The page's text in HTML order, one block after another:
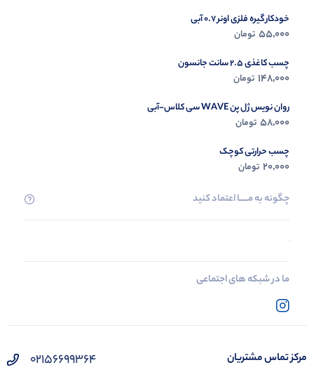
خودکار گیره فلزی اونر 0.7 آبی
55,000 تومان
چسب کاغذی 2.5 سانت جانسون
148,000 تومان
روان نویس ژل پن WAVE سی کلاس-آبی
58,000 تومان
چسب حرارتی کوچک
20,000 تومان
چگونه به مــــــا اعتماد کنید
ما در شبکه های اجتماعی
مرکز تماس مشتریان 02156699364